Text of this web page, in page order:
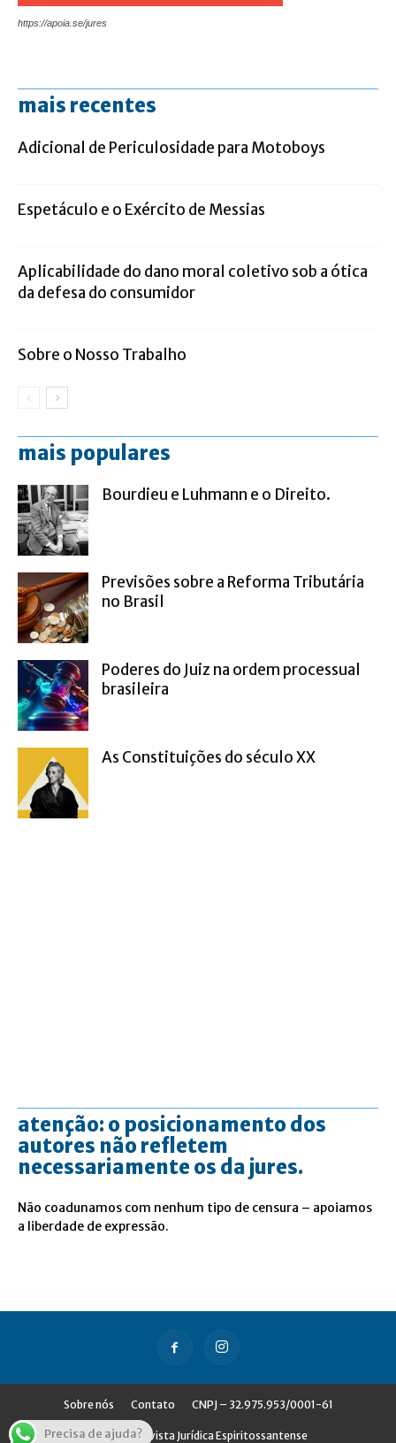
https://apoia.se/jures
mais recentes
Adicional de Periculosidade para Motoboys
Espetáculo e o Exército de Messias
Aplicabilidade do dano moral coletivo sob a ótica
da defesa do consumidor
Sobre o Nosso Trabalho
mais populares
Bourdieu e Luhmann e o Direito.
Previsões sobre a Reforma Tributária
no Brasil
Poderes do Juiz na ordem processual
brasileira
As Constituições do século XX
atenção: o posicionamento dos
autores não refletem
necessariamente os da jures.
Não coadunamos com nenhum tipo de censura – apoiamos
a liberdade de expressão.
Sobre nós Contato CNPJ – 32.975.953/0001-61
© Jures - Revista Jurídica Espiritossantense
Precisa de ajuda?